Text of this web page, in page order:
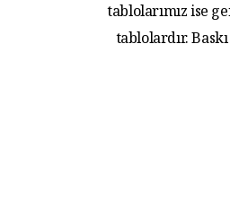
tablolarımız ise
tablolardır.